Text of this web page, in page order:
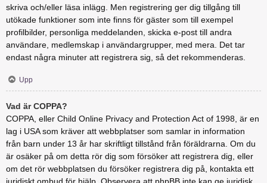
skriva och/eller läsa inlägg. Men registrering ger dig tillgång till
utökade funktioner som inte finns för gäster som till exempel
profilbilder, personliga meddelanden, skicka e-post till andra
användare, medlemskap i användargrupper, med mera. Det tar
endast några minuter att registrera sig, så det rekommenderas.
Upp
Vad är COPPA?
COPPA, eller Child Online Privacy and Protection Act of 1998, är en
lag i USA som kräver att webbplatser som samlar in information
från barn under 13 år har skriftligt tillstånd från föräldrarna. Om du
är osäker på om detta rör dig som försöker att registrera dig, eller
om det rör webbplatsen du försöker registrera dig på, kontakta ett